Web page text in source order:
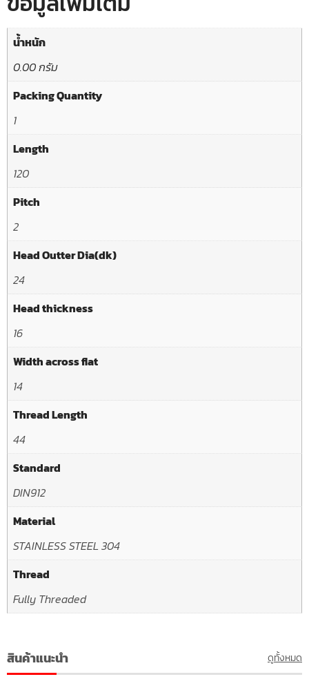
น้ำหนัก
0.00 กรัม
Packing Quantity
1
Length
120
Pitch
2
Head Outter Dia(dk)
24
Head thickness
16
Width across flat
14
Thread Length
44
Standard
DIN912
Material
STAINLESS STEEL 304
Thread
Fully Threaded
สินค้าแนะนำ ดูทั้งหมด